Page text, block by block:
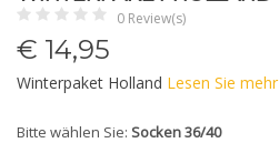
0 Review(s)
€ 14,95
Winterpaket Holland Lesen Sie mehr
Bitte wählen Sie: Socken 36/40